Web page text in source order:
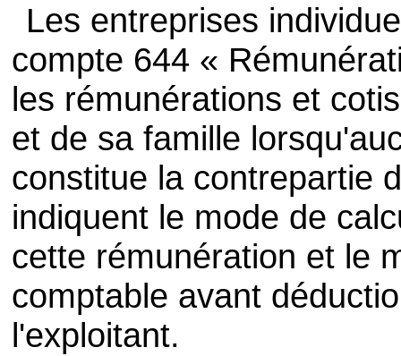
Les entreprises
compte 644 «
les rémunérations et
et de sa famille
constitue la contrepartie
indiquent le mode de
cette rémunération et le
comptable avant
l'exploitant.